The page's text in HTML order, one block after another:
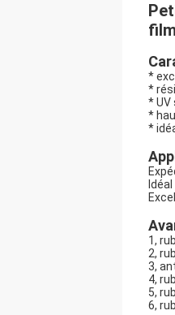
*
*
*
*
*
1,
2,
3,
4,
5,
6,